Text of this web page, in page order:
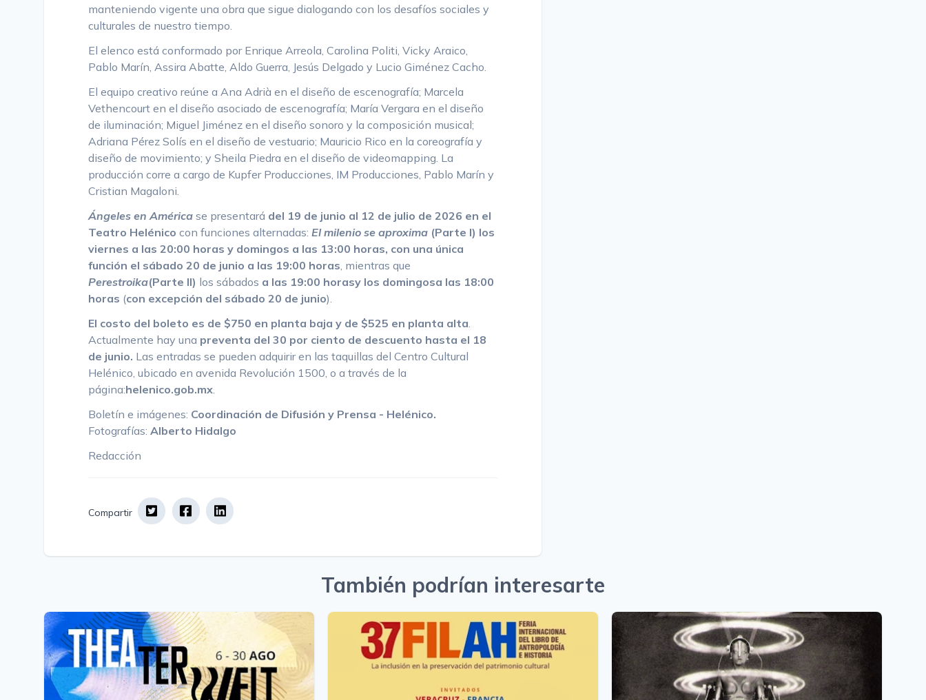
manteniendo vigente una obra que sigue dialogando con los desafíos sociales y
culturales de nuestro tiempo.
El elenco está conformado por Enrique Arreola, Carolina Politi, Vicky Araico,
Pablo Marín, Assira Abatte, Aldo Guerra, Jesús Delgado y Lucio Giménez Cacho.
El equipo creativo reúne a Ana Adrià en el diseño de escenografía; Marcela
Vethencourt en el diseño asociado de escenografía; María Vergara en el diseño
de iluminación; Miguel Jiménez en el diseño sonoro y la composición musical;
Adriana Pérez Solís en el diseño de vestuario; Mauricio Rico en la coreografía y
diseño de movimiento; y Sheila Piedra en el diseño de videomapping. La
producción corre a cargo de Kupfer Producciones, IM Producciones, Pablo Marín y
Cristian Magaloni.
Ángeles en América se presentará del 19 de junio al 12 de julio de 2026 en el
Teatro Helénico con funciones alternadas: El milenio se aproxima (Parte I) los
viernes a las 20:00 horas y domingos a las 13:00 horas, con una única
función el sábado 20 de junio a las 19:00 horas , mientras que
Perestroika(Parte II) los sábados a las 19:00 horasy los domingosa las 18:00
horas (con excepción del sábado 20 de junio).
El costo del boleto es de $750 en planta baja y de $525 en planta alta
Actualmente hay una preventa del 30 por ciento de descuento hasta el 18
de junio. Las entradas se pueden adquirir en las taquillas del Centro Cultural
Helénico, ubicado en avenida Revolución 1500, o a través de la
página:helenico.gob.mx
Boletín e imágenes: Coordinación de Difusión y Prensa - Helénico.
Fotografías: Alberto Hidalgo
Redacción
Compartir
También podrían interesarte